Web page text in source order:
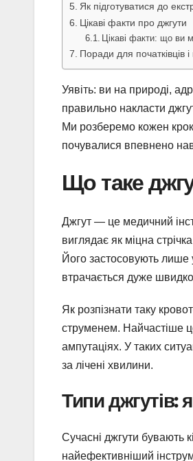
Як підготуватися до
Цікаві факти про джгути
Цікаві факти: що ви
Поради для початківців
Уявіть: ви на природі,
правильно накласти
Ми розберемо кожен
почувалися впевнено
Що таке
Джгут — це медичний
виглядає як міцна
Його застосовують лише
втрачається дуже
Як розпізнати таку
струменем. Найчастіше
ампутаціях. У таких
за лічені хвилини.
Типи джгутів:
Сучасні джгути бувають
найефективніший